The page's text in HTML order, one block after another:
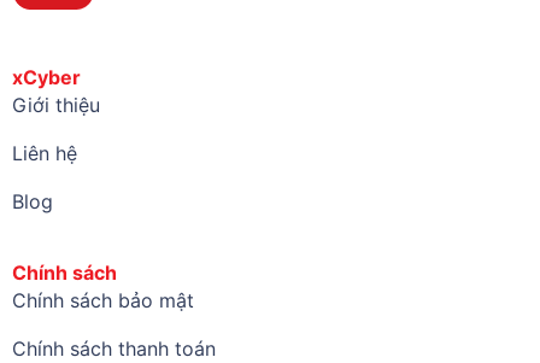
xCyber
Giới thiệu
Liên hệ
Blog
Chính sách
Chính sách bảo mật
Chính sách thanh toán